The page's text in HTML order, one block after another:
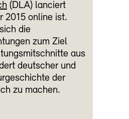
(DLA) lanciert
2015 online ist.
die
zum Ziel
aus
deutscher und
der
zu machen.